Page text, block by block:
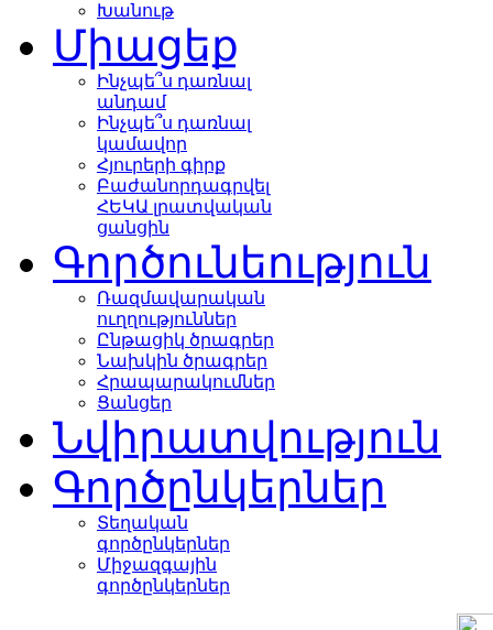
Խանութ
Միացեք
Ինչպե՞ս դառնալ
անդամ
Ինչպե՞ս դառնալ
կամավոր
Հյուրերի գիրք
Բաժանորդագրվել
ՀԵԿԱ լրատվական
ցանցին
Գործունեություն
Ռազմավարական
ուղղություններ
Ընթացիկ ծրագրեր
Նախկին ծրագրեր
Հրապարակումներ
Ցանցեր
Նվիրատվություն
Գործընկերներ
Տեղական
գործընկերներ
Միջազգային
գործընկերներ